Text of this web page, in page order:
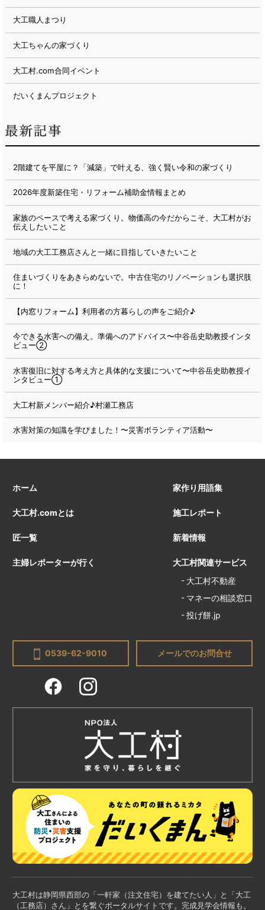
大工職人まつり
大工ちゃんの家づくり
大工村.com合同イベント
だいくまんプロジェクト
2階建てを平屋に？「減築」で叶える、強く賢い令和の家づくり
2026年度新築住宅・リフォーム補助金情報まとめ
家族のペースで考える家づくり。物価高の今だからこそ、大工村がお
伝えしたいこと
地域の大工工務店さんと一緒に目指していきたいこと
住まいづくりをあきらめないで。中古住宅のリノベーションも選択肢
に！
【内窓リフォーム】利用者の方暮らしの声をご紹介♪
今できる水害への備え。準備へのアドバイス〜中谷岳史助教授インタ
ビュー②
水害復旧に対する考え方と具体的な支援について〜中谷岳史助教授イ
ンタビュー①
大工村新メンバー紹介♪村瀬工務店
水害対策の知識を学びました！〜災害ボランティア活動〜
ホーム
大工村.comとは
匠一覧
主婦レポーターが行く
家作り用語集
施工レポート
新着情報
大工村関連サービス
大工村不動産
マネーの相談窓口
投げ餅.jp
0539-62-9010 メールでのお問合せ
大工村は静岡県西部の「一軒家（注文住宅）を建てたい人」と「大工
（工務店）さん」とを繋ぐポータルサイトです。完成見学会情報も。